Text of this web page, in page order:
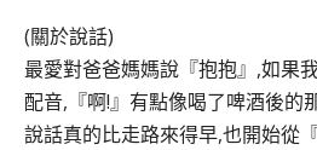
(關於說話)
最愛對爸爸媽媽說『抱抱』,如果
配音,『啊!』有點像喝了啤酒後的
說話真的比走路來得早,也開始從